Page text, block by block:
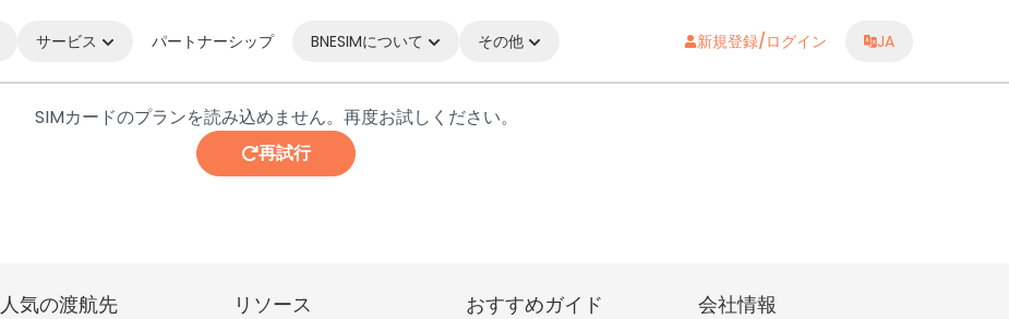
サービス パートナーシップ BNESIMについて その他 新規登録/ログイン JA
SIMカードのプランを読み込めません。再度お試しください。
再試行
人気の渡航先 リソース おすすめガイド 会社情報